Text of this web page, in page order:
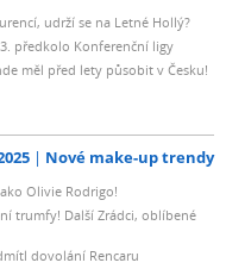
udrží se na Letné Hollý?
3. předkolo Konferenční ligy
měl před lety působit v Česku!
Nové make-up trendy
Olivie Rodrigo!
trumfy! Další Zrádci, oblíbené
dovolání Rencaru